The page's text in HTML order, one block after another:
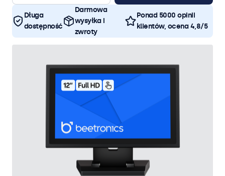
Długa
dostępność
Darmowa
wysyłka i
zwroty
Ponad 5000 opinii
klientów, ocena 4,8/5